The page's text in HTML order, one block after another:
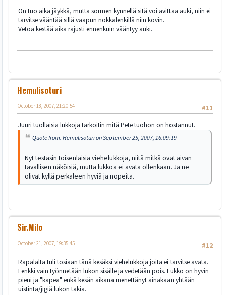
On tuo aika jäykkä, mutta sormen kynnellä sitä voi avittaa auki, niin ei
tarvitse vääntää sillä vaapun nokkalenkillä niin kovin.
Vetoa kestää aika rajusti ennenkuin vääntyy auki.
Hemulisoturi
#11
October 18, 2007, 21:20:54
Juuri tuollaisia lukkoja tarkoitin mitä Pete tuohon on hostannut.
Quote from: Hemulisoturi on September 25, 2007, 16:09:19
Nyt testasin toisenlaisia viehelukkoja, niitä mitkä ovat aivan
tavallisen näköisiä, mutta lukkoa ei avata ollenkaan. Ja ne
olivat kyllä perkaleen hyviä ja nopeita.
Sir.Milo
#12
October 21, 2007, 19:35:45
Rapalalta tuli tosiaan tänä kesäksi viehelukkoja joita ei tarvitse avata.
Lenkki vain työnnetään lukon sisälle ja vedetään pois. Lukko on hyvin
pieni ja "kapea" enkä kesän aikana menettänyt ainakaan yhtään
uistinta/jigiä lukon takia.